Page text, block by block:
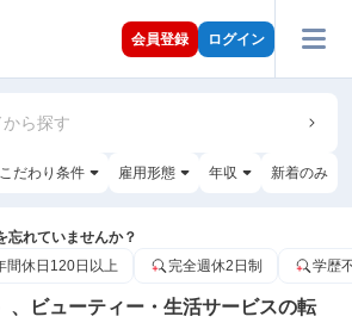
会員登録 ログイン
ら探す
こだわり条件 雇用形態 年収 新着のみ
忘れていませんか？
間休日120日以上 完全週休2日制 学歴
、ビューティー・生活サービスの転